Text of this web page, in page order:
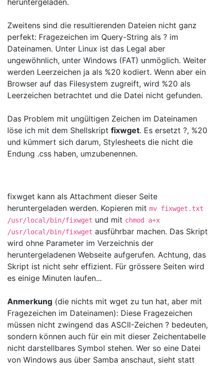
heruntergeladen.
Zweitens sind die resultierenden Dateien nicht ganz
perfekt: Fragezeichen im Query-String als ? im
Dateinamen. Unter Linux ist das Legal aber
ungewöhnlich, unter Windows (FAT) unmöglich. Weiter
werden Leerzeichen ja als %20 kodiert. Wenn aber ein
Browser auf das Filesystem zugreift, wird %20 als
Leerzeichen betrachtet und die Datei nicht gefunden.
Das Problem mit ungültigen Zeichen im Dateinamen
löse ich mit dem Shellskript fixwget. Es ersetzt ?, %20
und kümmert sich darum, Stylesheets die nicht die
Endung .css haben, umzubenennen.
fixwget kann als Attachment dieser Seite
heruntergeladen werden. Kopieren mit mv fixwget.txt
/usr/local/bin/fixwget und mit chmod a+x
/usr/local/bin/fixwget ausführbar machen. Das Skript
wird ohne Parameter im Verzeichnis der
heruntergeladenen Webseite aufgerufen. Achtung, das
Skript ist nicht sehr effizient. Für grössere Seiten wird
es einige Minuten laufen...
Anmerkung (die nichts mit wget zu tun hat, aber mit
Fragezeichen im Dateinamen): Diese Fragezeichen
müssen nicht zwingend das ASCII-Zeichen ? bedeuten,
sondern können auch für ein mit dieser Zeichentabelle
nicht darstellbares Symbol stehen. Wer so eine Datei
von Windows aus über Samba anschaut, sieht statt